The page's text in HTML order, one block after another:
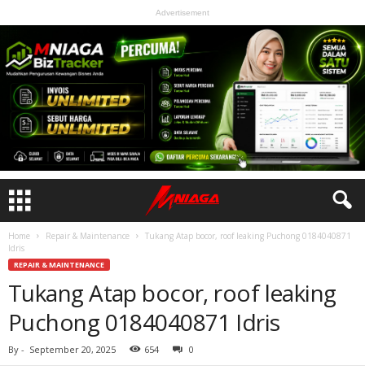
Advertisement
Home Repair & Maintenance
Tukang Atap bocor, roof leaking Puchong 0184040871
Idris
REPAIR & MAINTENANCE
Tukang Atap bocor, roof leaking
Puchong 0184040871 Idris
By - September 20, 2025 654 0